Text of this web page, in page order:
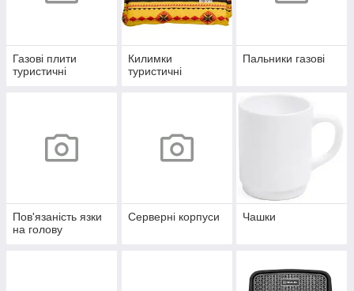
Газові плити
туристичні
Килимки
туристичні
Пальники газові
Пов'язаність язки
на голову
Серверні корпуси Чашки